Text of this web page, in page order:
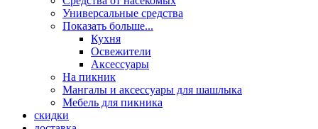
Универсальные средства
Показать больше...
Кухня
Освежители
Аксессуары
На пикник
Мангалы и аксессуары для шашлыка
Мебель для пикника
скидки